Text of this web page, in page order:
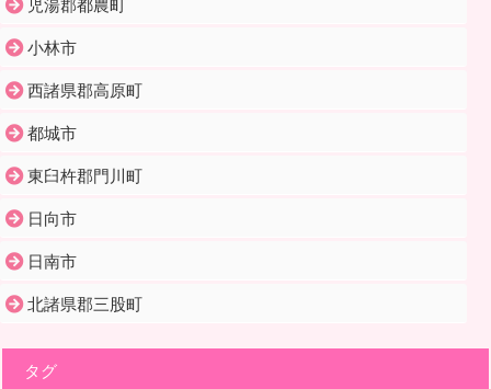
児湯郡都農町
小林市
西諸県郡高原町
都城市
東臼杵郡門川町
日向市
日南市
北諸県郡三股町
タグ